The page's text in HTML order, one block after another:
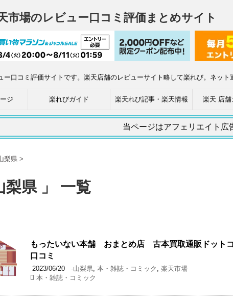
市場のレビュー口コミ評価まとめサイト
ー口コミ評価サイトです。楽天店舗のレビューサイト略して楽れび。ネット
ジ 楽れびガイド 楽天れび記事・楽天情報 楽天 店舗
当ページはアフェリエイト広
梨県 >
梨県 」 一覧
もったいない本舗 おまとめ店 古本買取通販ドット
口コミ
2023/06/20 -山梨県, 本・雑誌・コミック , 楽天市場
本・雑誌・コミック